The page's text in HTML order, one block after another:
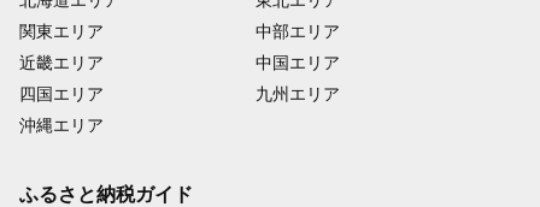
関東エリア
近畿エリア
四国エリア
沖縄エリア
中部エリア
中国エリア
九州エリア
ふるさと納税ガイド